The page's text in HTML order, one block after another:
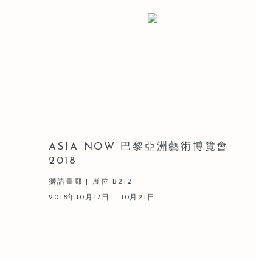
ASIA NOW 巴黎亞洲藝術博覽會
2018
獅語畫廊 | 展位 B212
2018年10月17日 - 10月21日